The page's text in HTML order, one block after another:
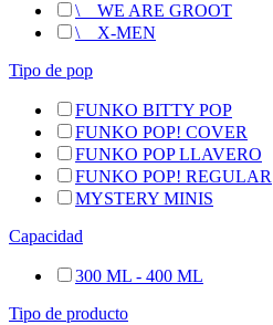
\__ WE ARE GROOT
\__ X-MEN
Tipo de pop
FUNKO BITTY POP
FUNKO POP! COVER
FUNKO POP LLAVERO
FUNKO POP! REGULAR
MYSTERY MINIS
Capacidad
300 ML - 400 ML
Tipo de producto